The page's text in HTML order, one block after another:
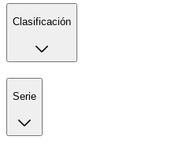
Clasificación
Serie